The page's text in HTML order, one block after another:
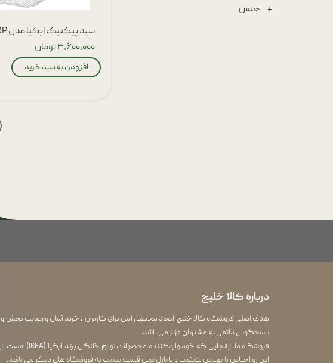
جنس
سبد پیکنیک ایکیا مدل RISATORP
۳,۶۰۰,۰۰۰ تومان
افزودن به سبد خرید
درباره کالا خلیج
هدف اصلی فروشگاه کالا خلیج ایجاد محیطی امن برای کاربران ، خرید آسان و رضایت بخش و
پاسخگویی دائمی به مشتریان عزیز می باشد.
فروشگاه ما از آنجایی که خود واردکننده محصولات لوازم خانگی برند ایکیا (IKEA) هست از
این رو اجناس با بهترین کیفیت و با نازل ترین قیمت نسبت به فروشگاه های دیگر می باشد.